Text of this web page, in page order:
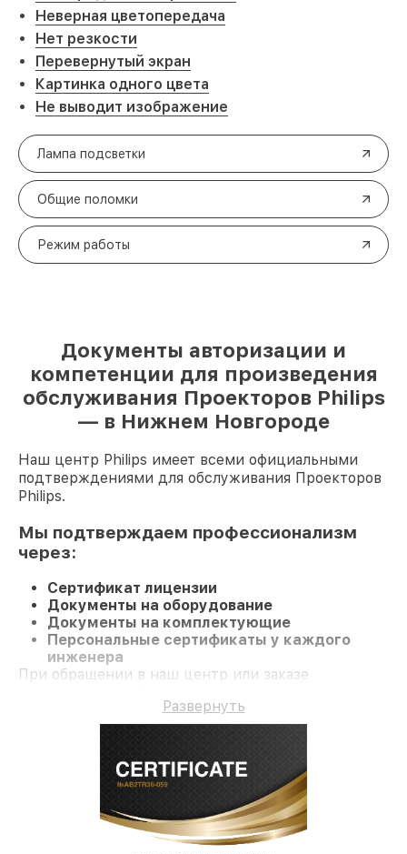
Неверная цветопередача
Нет резкости
Перевернутый экран
Картинка одного цвета
Не выводит изображение
Лампа подсветки
Общие поломки
Режим работы
Документы авторизации и
компетенции для произведения
обслуживания Проекторов Philips
— в Нижнем Новгороде
Наш центр Philips имеет всеми официальными
подтверждениями для обслуживания Проекторов
Philips.
Мы подтверждаем профессионализм
через:
Сертификат лицензии
Документы на оборудование
Документы на комплектующие
Персональные сертификаты у каждого
инженера
При обращении в наш центр или заказе
компетентное обслуживание и гарантию на все
работы и комплектующие.
Развернуть